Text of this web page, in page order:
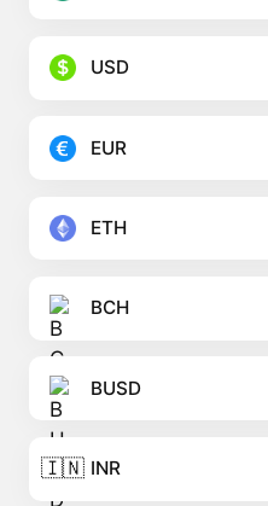
USD
EUR
ETH
BCH
BUSD
🇮🇳 INR